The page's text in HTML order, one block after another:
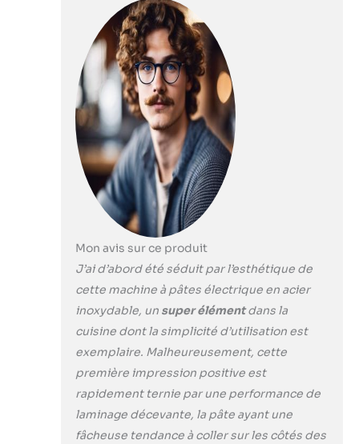
Fraîches
Maison
tagliatelles,
fettuccine et
pappardelle en
minutes. Idéal pour
pâtes fraîches
quotidiennes ou
spécialités
régionales.
CONTRÔLE PRÉCIS
DE L'ÉPAISSEUR —
Neuf niveaux
réglables (0,5-
5mm) pour pâtes
Parfait pour
lasagnes délicates
ou épaisseurs
la cuisine
quotidienne et
occasions
spéciales.
UTILISATION &
NETTOYAGE —
Avant première
Mon avis sur ce produit
J’ai d’abord été séduit par l’esthétique de
cette machine à pâtes électrique en acier
inoxydable, un super élémentdans la
cuisine dont la simplicité d’utilisation est
exemplaire. Malheureusement, cette
première impression positive est
rapidement ternie par une performance de
laminage décevante, la pâte ayant une
fâcheuse tendance à coller sur les côtés des